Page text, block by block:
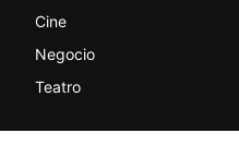
Cine
Negocio
Teatro